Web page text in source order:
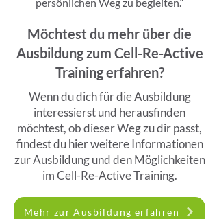
Möchtest du mehr über die
Ausbildung zum Cell-Re-Active
Training erfahren?
Wenn du dich für die Ausbildung
interessierst und herausfinden
möchtest, ob dieser Weg zu dir passt,
findest du hier weitere Informationen
zur Ausbildung und den Möglichkeiten
im Cell-Re-Active Training.
Mehr zur Ausbildung erfahren